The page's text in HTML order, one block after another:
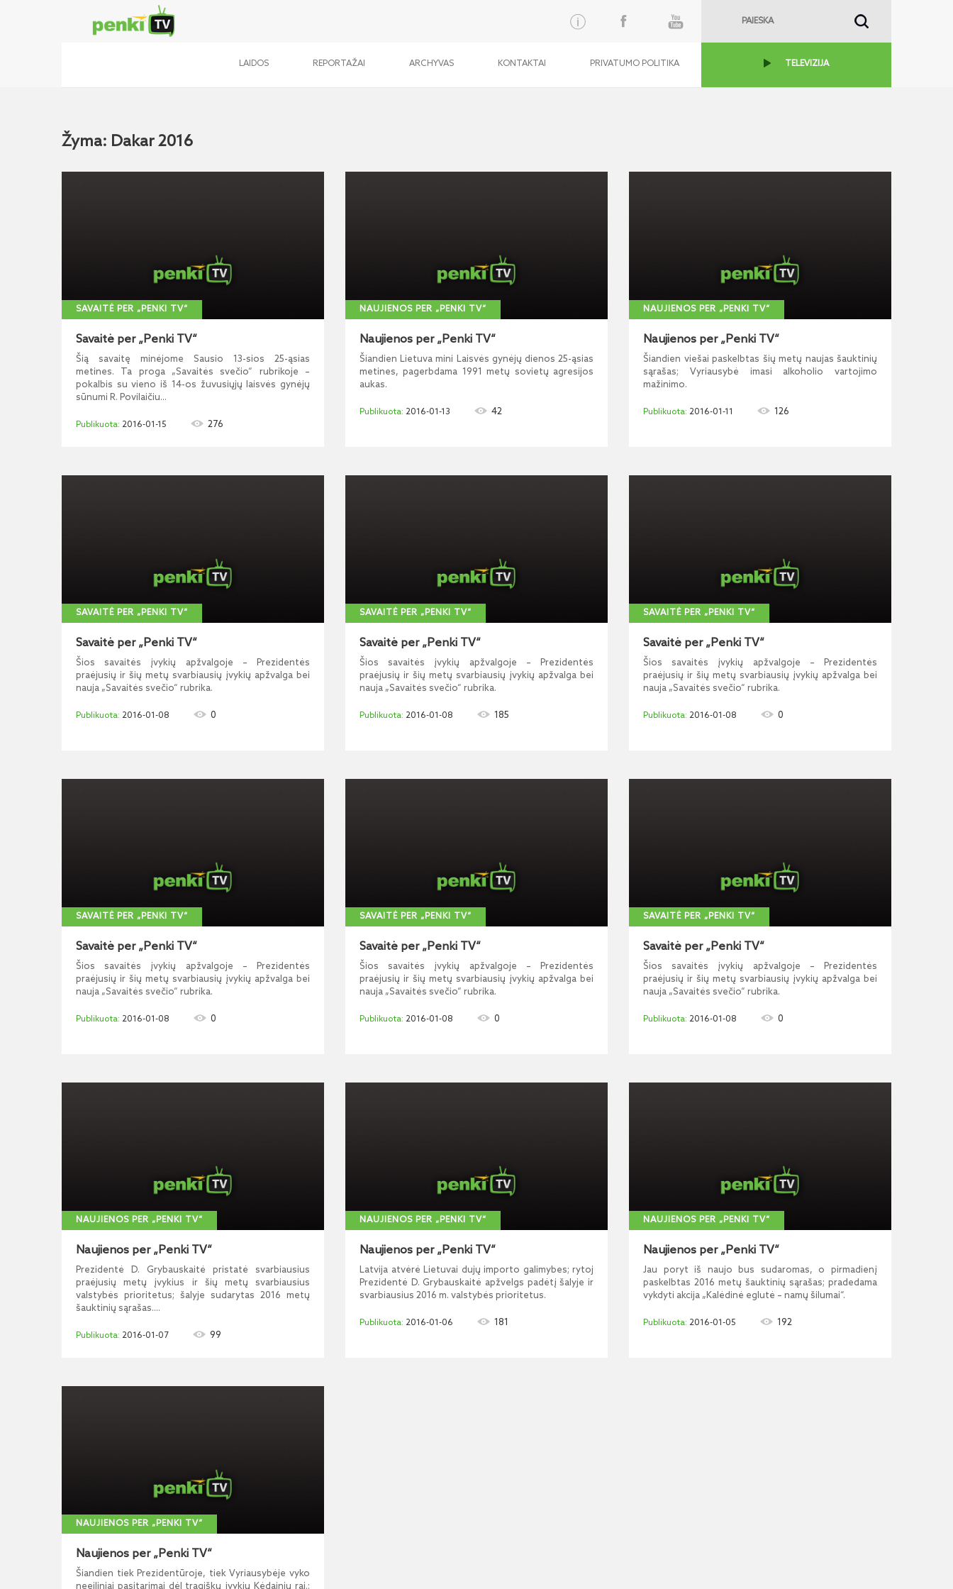
LAIDOS REPORTAŽAI ARCHYVAS KONTAKTAI PRIVATUMO POLITIKA TELEVIZIJA
Žyma: Dakar 2016
SAVAITĖ PER „PENKI TV“
Savaitė per „Penki TV“
Šią savaitę minėjome Sausio 13-sios 25-ąsias
metines. Ta proga „Savaitės svečio“ rubrikoje –
pokalbis su vieno iš 14-os žuvusiųjų laisvės gynėjų
sūnumi R. Povilaičiu...
2016-01-15 276
NAUJIENOS PER „PENKI TV“
Naujienos per „Penki TV“
Šiandien Lietuva mini Laisvės gynėjų dienos 25-ąsias
metines, pagerbdama 1991 metų sovietų agresijos
aukas.
2016-01-13 42
NAUJIENOS PER „PENKI TV“
Naujienos per „Penki TV“
Šiandien viešai paskelbtas šių metų naujas šauktinių
sąrašas; Vyriausybė imasi alkoholio vartojimo
mažinimo.
2016-01-11 126
SAVAITĖ PER „PENKI TV“
Savaitė per „Penki TV“
Šios savaitės įvykių apžvalgoje – Prezidentės
praėjusių ir šių metų svarbiausių įvykių apžvalga bei
nauja „Savaitės svečio“ rubrika.
2016-01-08 0
SAVAITĖ PER „PENKI TV“
Savaitė per „Penki TV“
Šios savaitės įvykių apžvalgoje – Prezidentės
praėjusių ir šių metų svarbiausių įvykių apžvalga bei
nauja „Savaitės svečio“ rubrika.
2016-01-08 185
SAVAITĖ PER „PENKI TV“
Savaitė per „Penki TV“
Šios savaitės įvykių apžvalgoje – Prezidentės
praėjusių ir šių metų svarbiausių įvykių apžvalga bei
nauja „Savaitės svečio“ rubrika.
2016-01-08 0
SAVAITĖ PER „PENKI TV“
Savaitė per „Penki TV“
Šios savaitės įvykių apžvalgoje – Prezidentės
praėjusių ir šių metų svarbiausių įvykių apžvalga bei
nauja „Savaitės svečio“ rubrika.
2016-01-08 0
SAVAITĖ PER „PENKI TV“
Savaitė per „Penki TV“
Šios savaitės įvykių apžvalgoje – Prezidentės
praėjusių ir šių metų svarbiausių įvykių apžvalga bei
nauja „Savaitės svečio“ rubrika.
2016-01-08 0
SAVAITĖ PER „PENKI TV“
Savaitė per „Penki TV“
Šios savaitės įvykių apžvalgoje – Prezidentės
praėjusių ir šių metų svarbiausių įvykių apžvalga bei
nauja „Savaitės svečio“ rubrika.
2016-01-08 0
NAUJIENOS PER „PENKI TV“
Naujienos per „Penki TV“
Prezidentė D. Grybauskaitė pristatė svarbiausius
praėjusių metų įvykius ir šių metų svarbiausius
valstybės prioritetus; šalyje sudarytas 2016 metų
šauktinių sąrašas....
2016-01-07 99
NAUJIENOS PER „PENKI TV“
Naujienos per „Penki TV“
Latvija atvėrė Lietuvai dujų importo galimybes; rytoj
Prezidentė D. Grybauskaitė apžvelgs padėtį šalyje ir
svarbiausius 2016 m. valstybės prioritetus.
2016-01-06 181
NAUJIENOS PER „PENKI TV“
Naujienos per „Penki TV“
Jau poryt iš naujo bus sudaromas, o pirmadienį
paskelbtas 2016 metų šauktinių sąrašas; pradedama
vykdyti akcija „Kalėdinė eglutė – namų šilumai“.
2016-01-05 192
NAUJIENOS PER „PENKI TV“
Naujienos per „Penki TV“
Šiandien tiek Prezidentūroje, tiek Vyriausybėje vyko
neeiliniai pasitarimai dėl tragiškų įvykių Kėdainių raj.;